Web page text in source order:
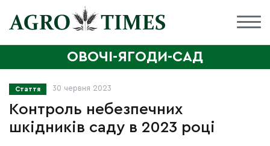
ОВОЧІ-ЯГОДИ-САД
Стаття 30 червня 2023
Контроль небезпечних
шкідників саду в 2023 році